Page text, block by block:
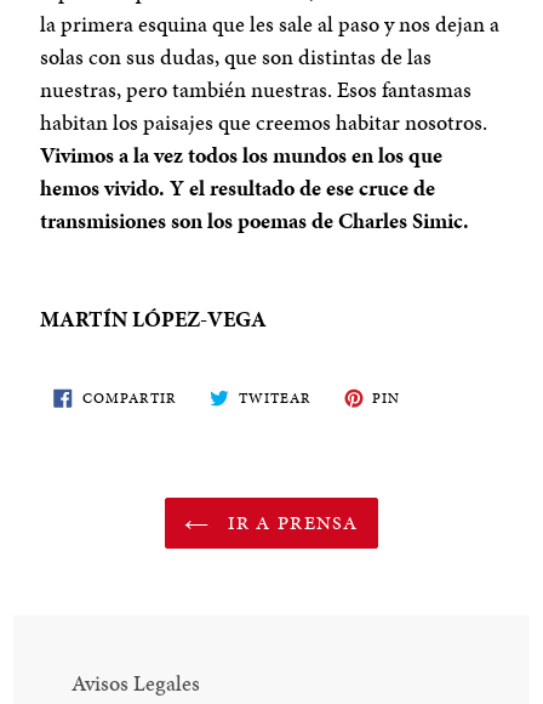
la primera esquina que les sale al paso y nos dejan a
solas con sus dudas, que son distintas de las
nuestras, pero también nuestras. Esos fantasmas
habitan los paisajes que creemos habitar nosotros.
Vivimos a la vez todos los mundos en los que
hemos vivido. Y el resultado de ese cruce de
transmisiones son los poemas de Charles Simic.
MARTÍN LÓPEZ-VEGA
COMPARTIR COMPARTE
EN
TWITEAR TWITEA
EN
PIN
IR A PRENSA
Avisos Legales